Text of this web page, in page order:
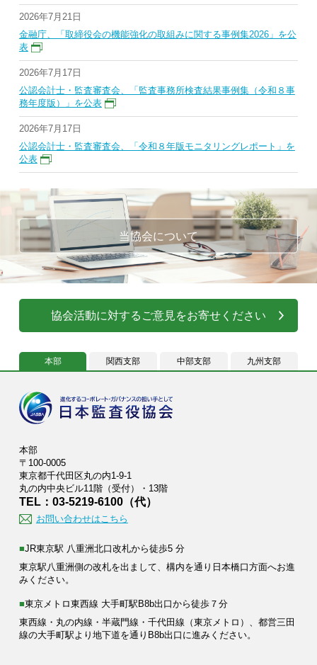
2026年7月21日
金融庁、「取締役会の機能強化の取組みに関する事例集2026」を公
表
2026年7月17日
公認会計士・監査審査会、「監査事務所検査結果事例集（令和８事
務年度版）」を公表
2026年7月17日
公認会計士・監査審査会、「令和８年版モニタリングレポート」を
公表
当協会について
協会活動に対するご意見をお寄せください
本部 関西支部 中部支部 九州支部
本部
〒100-0005
東京都千代田区丸の内1-9-1
丸の内中央ビル11階（受付）・13階
TEL：03-5219-6100（代）
お問い合わせはこちら
■JR東京駅 八重洲北口改札から徒歩5 分
東京駅八重洲側の改札を出まして、構内を通り日本橋口方面へお進
みください。
■東京メトロ東西線 大手町駅B8b出口から徒歩７分
東西線・丸の内線・半蔵門線・千代田線（東京メトロ）、都営三田
線の大手町駅より地下道を通りB8b出口に進みください。